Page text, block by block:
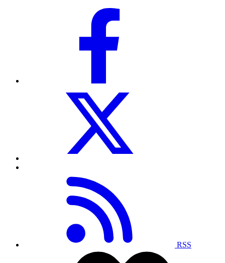
RSS